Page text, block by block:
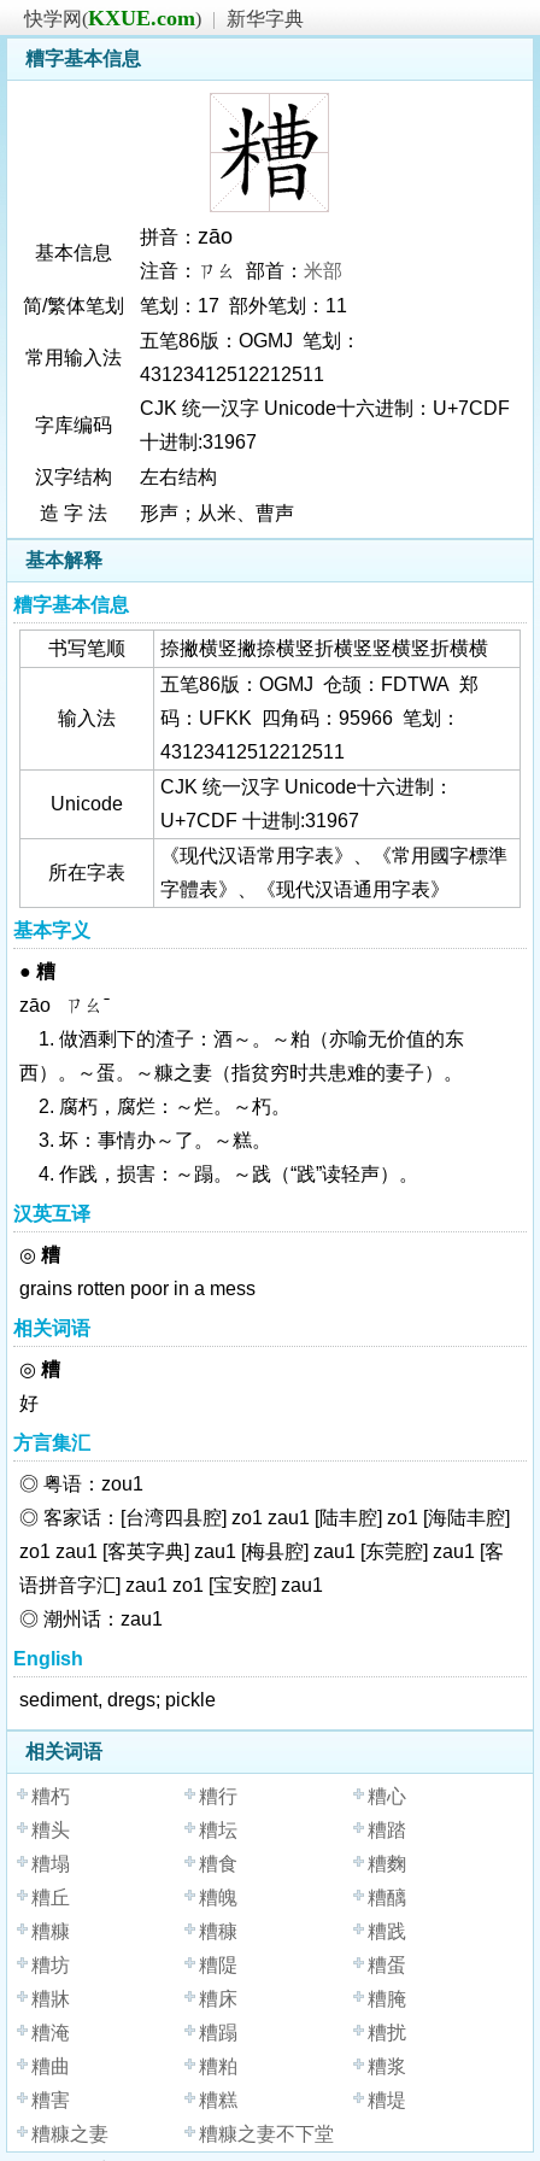
快学网(KXUE.com) |
新华字典
糟字基本信息
基本信息
拼音： zāo
注音：ㄗㄠ 部首： 米部
简/繁体笔划
笔划：17 部外笔划：11
常用输入法
五笔86版：OGMJ 笔划：
43123412512212511
字库编码
CJK 统一汉字 Unicode十六进制：U+7CDF
十进制:31967
汉字结构
左右结构
造 字 法
形声；从米、曹声
基本解释
糟字基本信息
书写笔顺 捺撇横竖撇捺横竖折横竖竖横竖折横横
输入法
五笔86版：OGMJ 仓颉：FDTWA 郑
码：UFKK 四角码：95966 笔划：
43123412512212511
Unicode
CJK 统一汉字 Unicode十六进制：
U+7CDF 十进制:31967
所在字表
《现代汉语常用字表》、《常用國字標準
字體表》、《现代汉语通用字表》
基本字义
● 糟
zāo ㄗㄠˉ
1. 做酒剩下的渣子：酒～。～粕（亦喻无价值的东
西）。～蛋。～糠之妻（指贫穷时共患难的妻子）。
2. 腐朽，腐烂：～烂。～朽。
3. 坏：事情办～了。～糕。
4. 作践，损害：～蹋。～践（“践”读轻声）。
汉英互译
◎ 糟
grains rotten poor in a mess
相关词语
◎ 糟
好
方言集汇
◎ 粤语：zou1
◎ 客家话：[台湾四县腔] zo1 zau1 [陆丰腔] zo1 [海陆丰腔]
zo1 zau1 [客英字典] zau1 [梅县腔] zau1 [东莞腔] zau1 [客
语拼音字汇] zau1 zo1 [宝安腔] zau1
◎ 潮州话：zau1
English
sediment, dregs; pickle
相关词语
糟朽 糟行
糟心
糟头
糟坛
糟踏
糟塌
糟食
糟麴
糟丘
糟魄
糟醨
糟糠
糟穅
糟践
糟坊
糟隄
糟蛋
糟牀
糟床
糟腌
糟淹
糟蹋
糟扰
糟曲
糟粕
糟浆
糟害
糟糕
糟堤
糟糠之妻
糟糠之妻不下堂